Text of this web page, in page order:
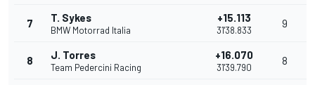
7 T. Sykes
BMW Motorrad Italia
+15.113
31'38.833
9
8 J. Torres
Team Pedercini Racing
+16.070
31'39.790
8